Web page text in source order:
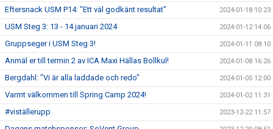
Eftersnack USM P14: "Ett väl godkänt resultat" 2024-01-18 10:23
USM Steg 3: 13 - 14 januari 2024 2024-01-12 14:06
Gruppseger i USM Steg 3! 2024-01-11 08:10
Anmäl er till termin 2 av ICA Maxi Hällas Bollkul! 2024-01-08 16:26
Bergdahl: "Vi är alla laddade och redo" 2024-01-05 12:00
Varmt välkommen till Spring Camp 2024! 2024-01-02 11:31
#viställerupp 2023-12-22 11:57